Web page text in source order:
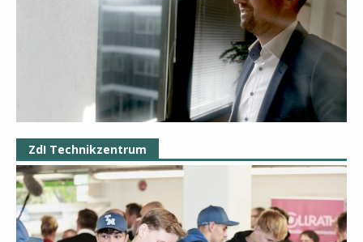
ZdI Technikzentrum